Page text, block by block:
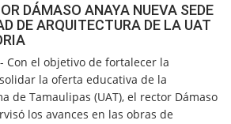
DÁMASO ANAYA NUEVA SEDE
DE ARQUITECTURA DE LA UAT
Con el objetivo de fortalecer la
la oferta educativa de la
de Tamaulipas (UAT), el rector Dámaso
los avances en las obras de